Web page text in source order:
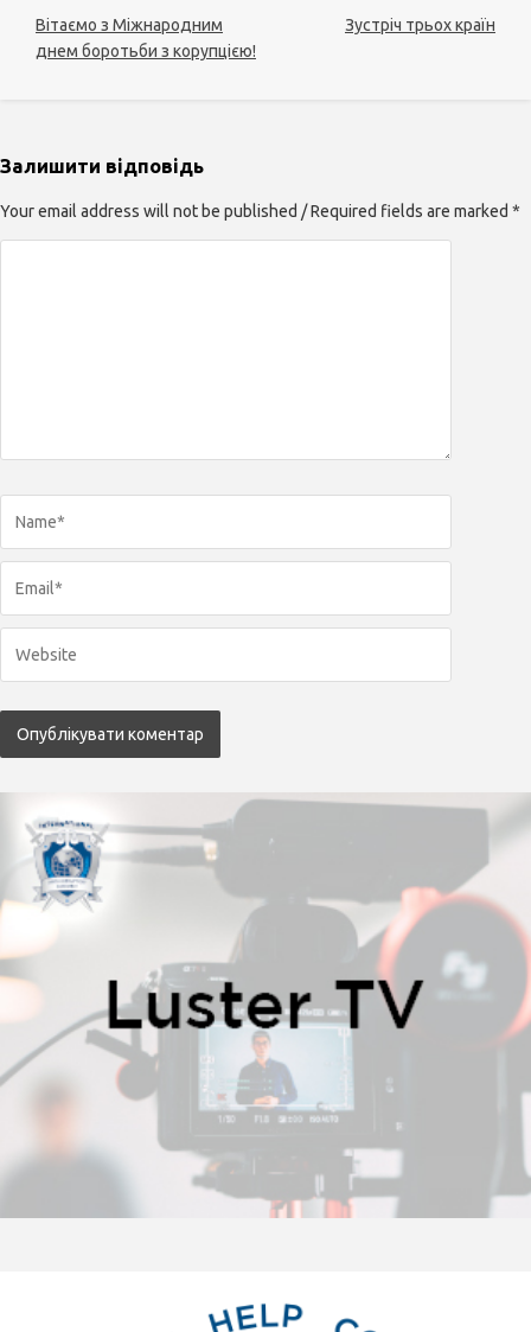
Вітаємо з Міжнародним
днем боротьби з корупцією!
Зустріч трьох країн
Залишити відповідь
Your email address will not be published / Required fields are marked *